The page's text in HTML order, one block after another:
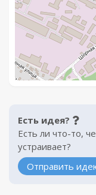
Есть идея?
Есть ли что-то,
устраивает?
Отправить